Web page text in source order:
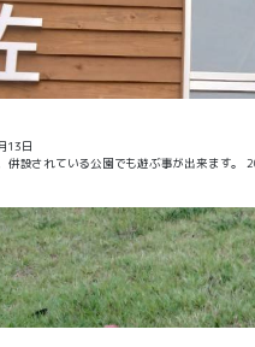
13日
併設されている公園でも遊ぶ事が出来ます。